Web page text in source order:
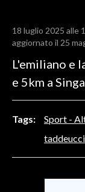
RISULTATI E
CALCIO REGIONALE
BASKET
MOTORI
ALTRI SPORT
18 luglio 2025 alle
aggiornato il 25
L'emiliano e
e 5km a
Tags: Sport -
taddeucci